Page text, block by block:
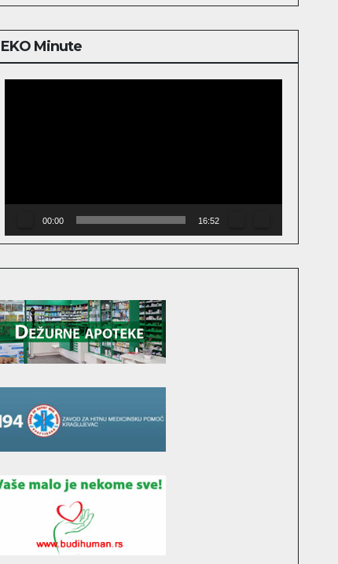
EKO Minute
00:00 16:52